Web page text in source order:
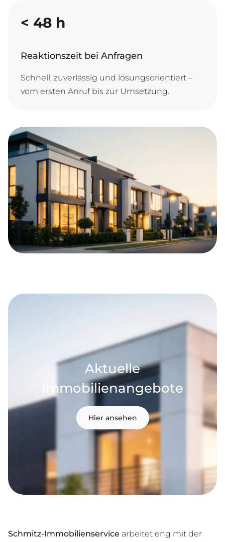
< 48 h
Reaktionszeit bei Anfragen
Schnell, zuverlässig und lösungsorientiert –
vom ersten Anruf bis zur Umsetzung.
Aktuelle
Immobilienangebote
Hier ansehen
Schmitz-Immobilienservice arbeitet eng mit der